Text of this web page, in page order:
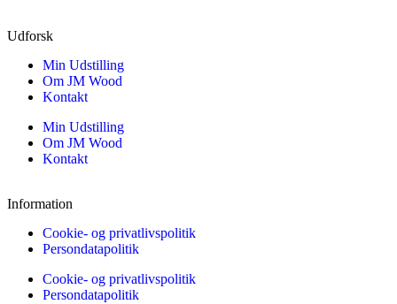
Udforsk
Min Udstilling
Om JM Wood
Kontakt
Min Udstilling
Om JM Wood
Kontakt
Information
Cookie- og privatlivspolitik
Persondatapolitik
Cookie- og privatlivspolitik
Persondatapolitik